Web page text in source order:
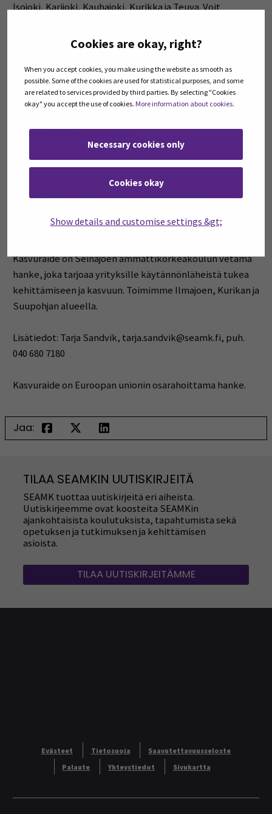
Cookies are okay, right?
When you accept cookies, you make using the website as smooth as
possible. Some of the cookies are used for statistical purposes, and some
are related to services provided by third parties. By selecting "Cookies
okay" you accept the use of cookies. More information about cookies.
Necessary cookies only
Cookies okay
Show details and customise settings &gt;
Isojoki, Karijoki, Kauhajoki, Kurikka ja Teuva. Voit
Ilmoittautuminen:Ilmoittaudu tästä (Opens in a new
.
Osallistuminen on maksutonta. Tervetuloa mukaan!
Samansisältöinen LEAN-tilaisuus järjestetään Kauhajoella
tutustu tilaisuuteen täällä
(Opens in a new window)
.
Lisäksi Kasvuraide järjestää myös muita tilaisuuksia, käy
Kasvuraide on Seinäjoen ammattikorkeakoulun vetämä
hanke, joka tarjoaa yrityksille käytännönläheistä tukea
kehittämiseen ja kasvuun. Toimimme Ilmajoen, Kurikan ja
Suupohjan alueella.
Lisätiedot: Tarja Sandvik, tarja.sandvik@seamk.fi, puh.
040 680 7180
Kasvuraide on Euroopan unionin osarahoittama hanke.
Jaa:
TILAA SEAMKIN UUTISKIRJEITÄ
SEAMK tuottaa uutiskirjeitä eri aiheista.
Uutiskirjeemme ovat koosteita SEAMKin
ajankohtaisista koulutuksista, tapahtumista sekä
opetuksen ja tutkimuksen ja kehittämisen
asioista.
TILAA UUTISKIRJEITÄMME
Evästeet Tietosuoja
Saavutettavuusseloste
Palaute
Yhteystiedot Sivukartta